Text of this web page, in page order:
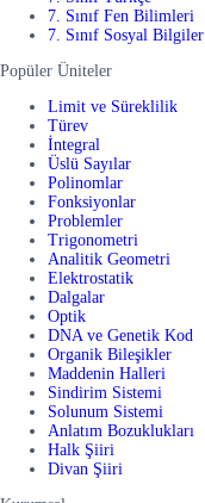
7. Sınıf Fen Bilimleri
7. Sınıf Sosyal Bilgiler
Popüler Üniteler
Limit ve Süreklilik
Türev
İntegral
Üslü Sayılar
Polinomlar
Fonksiyonlar
Problemler
Trigonometri
Analitik Geometri
Elektrostatik
Dalgalar
Optik
DNA ve Genetik Kod
Organik Bileşikler
Maddenin Halleri
Sindirim Sistemi
Solunum Sistemi
Anlatım Bozuklukları
Halk Şiiri
Divan Şiiri